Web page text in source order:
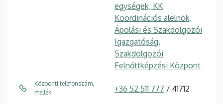
egységek, KK
Koordinációs alelnök,
Ápolási és Szakdolgozói
Igazgatóság,
Szakdolgozói
Felnőttképzési Központ
Központi telefonszám,
mellék
+36 52 511 777 / 41712